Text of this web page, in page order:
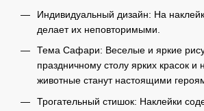
Индивидуальный дизайн: На
делает их неповторимыми.
Тема Сафари: Веселые и яркие
праздничному столу ярких красок
животные станут настоящими
Трогательный стишок: Наклейки